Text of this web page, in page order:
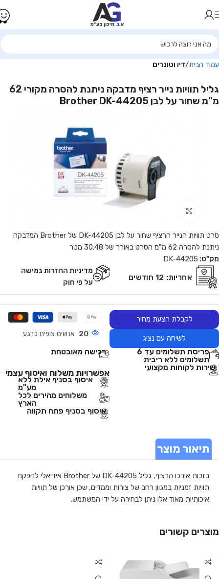
עמוד הבית דיו וטונרים
גליל תוויות נייר רציף מדבקה ניתנת להסרה מקורי 62
מ"מ שחור על לבן Brother DK-44205
סרט תוויות הנייר הרציף שחור על לבן DK-44205 של Brother המדבקה
ניתנת להסרה 62 מ"מ הסרט באורך של 30.48 מטר
מק"ט: DK-44205
אחריות: 12 חודשים
מדיניות החזרות גמישה
על פי חוק
לקבלת הצעת מחיר
לשיחה עם נציג 20 אנשים צופים כרגע
פריסת תשלומים עד 6
תשלומים ללא ריבית
רכישה מאובטחת
שירות לקוחות מקצועי
אפשרויות משלוח ואיסוף עצמי
איסוף בסניף אילת ללא
מע"מ
משלוחים מהירים לכל
הארץ
איסוף בסניף פתח תקווה
תיאור מוצר
בזכות אורכו הרציף, גליל DK-44205 של Brother אידיאלי להפקת
תוויות זמניות במגוון רחב של צורות וממדים, שכן אורכן של תוויות
איכותיות מאוד אלו ניתן לבחירה על ידי המשתמש.
מוצרים קשורים